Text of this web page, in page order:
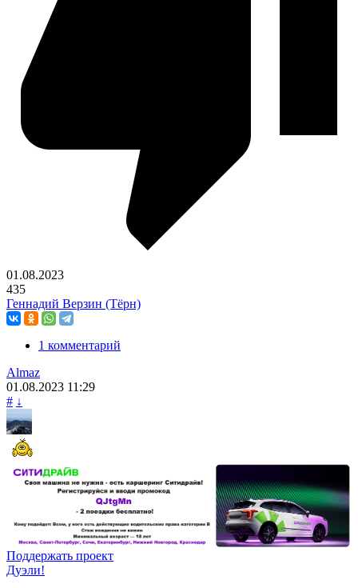
01.08.2023
435
Геннадий Верзин (Тёрн)
1 комментарий
Almaz
01.08.2023 11:29
# ↓
Поддержать проект
Дуэли!